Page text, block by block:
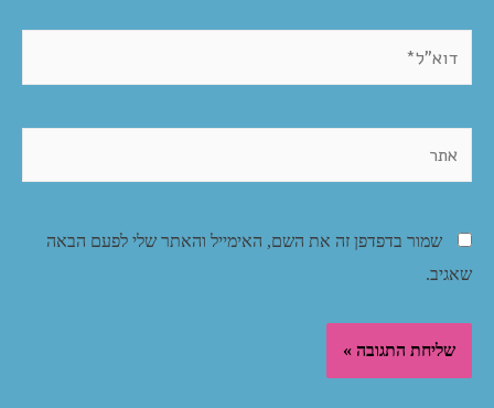
שמור בדפדפן זה את השם, האימייל והאתר שלי לפעם הבאה
שאגיב.